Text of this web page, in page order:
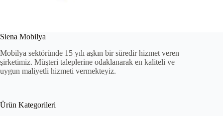
Siena Mobilya
Mobilya sektöründe 15 yılı aşkın bir süredir hizmet veren
şirketimiz. Müşteri taleplerine odaklanarak en kaliteli ve
uygun maliyetli hizmeti vermekteyiz.
Ürün Kategorileri